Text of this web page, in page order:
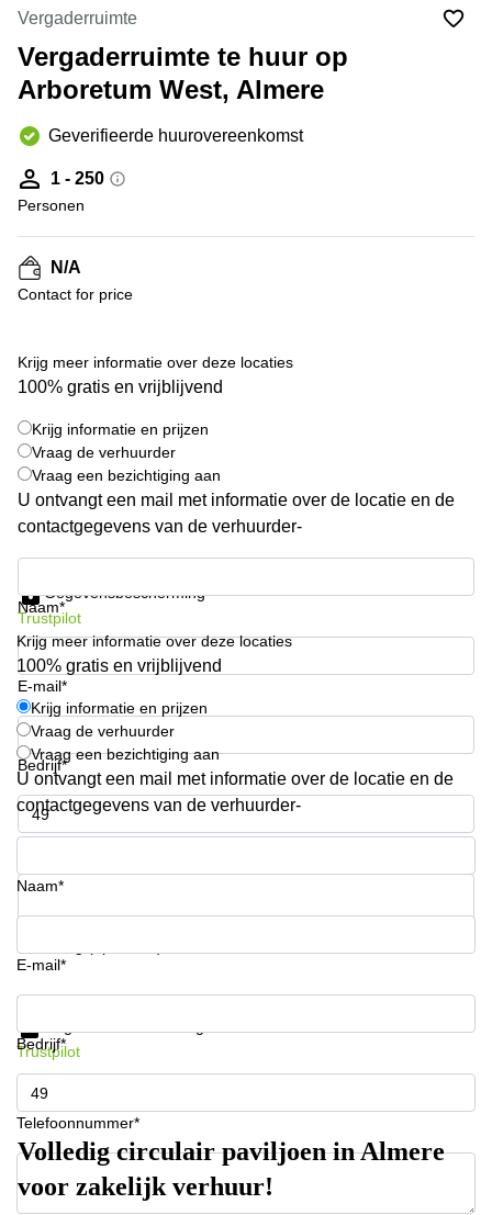
Hengelo
Hilversum
Hoofddorp
Deventer
Rotterdam
Tiel
Zwolle
Bodegraven-
Reeuwijk
Business
center
Arnhem
Business
Amsterdam
Westpoort
Business
center
Hilversum
Den
Haag
space
Breda
Coworking
Arnhem
Coworking
space
Hilversum
Coworking
space
Zwolle
Coworking
Haarlem
Kantoor
Huren
Hengelo
Nijmegen
Vergaderruimte
Vergaderruimte te huur op
Arboretum West, Almere
Geverifieerde huurovereenkomst
1 - 250
Personen
N/A
Contact for price
Krijg meer informatie over deze locaties
100% gratis en vrijblijvend
Krijg informatie en prijzen
Vraag de verhuurder
Vraag een bezichtiging aan
U ontvangt een mail met informatie over de locatie en de
contactgegevens van de verhuurder-
Naam*
E-mail*
Bedrijf*
Telefoonnummer*
Gegevensbescherming
Trustpilot
Krijg meer informatie over deze locaties
100% gratis en vrijblijvend
Krijg informatie en prijzen
Vraag de verhuurder
Vraag een bezichtiging aan
U ontvangt een mail met informatie over de locatie en de
contactgegevens van de verhuurder-
Naam*
E-mail*
Bedrijf*
Telefoonnummer*
Krijg informatie en prijzen
Trustpilot
Volledig circulair paviljoen in Almere
voor zakelijk verhuur!